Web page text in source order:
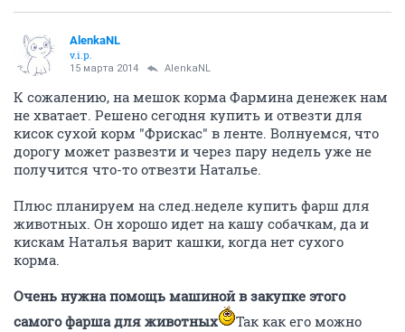
NataliRa
13 марта 2014
Громадное спасибо всем благотворителям за помощь
и поддержку кото-собо-компашки! Без Вашей помощи
им пока не выжить... И они как понимают это. Что
удивляет. Но в день, когда ждем Леночку с Лешей
они просто не отходят от окна. Они ведь в
большинстве свободно по дому гуляют. Ладно бы по
запаху в момент когда привезли кормежку, но ведь
они с утра сидят! Я же не знаю день заранее, вот по
поведению команды кошаче-собачьей научилась
определять, когда Лена с Лешей приедут!
На сушку набрасываются прямо с азартом. А поднос
просто из рук выбивают. И фарш полюбили.
Пыталась их кормить по тарелочкам и мисочкам, но
номер не прошел. Теперь с общего блюда едят. Им
так удобней! Тоже весну почуяли, носятся все как